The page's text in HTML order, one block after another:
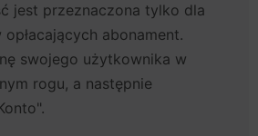
jest przeznaczona tylko dla
abonament.
swojego użytkownika w
rogu, a następnie